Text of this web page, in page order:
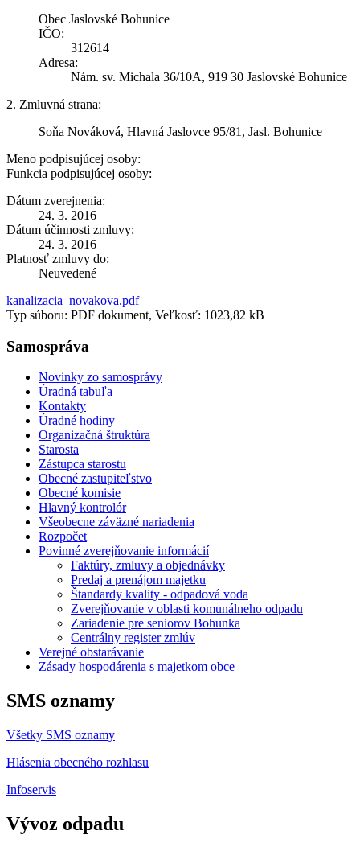
Obec Jaslovské Bohunice
IČO:
312614
Adresa:
Nám. sv. Michala 36/10A, 919 30 Jaslovské Bohunice
2. Zmluvná strana:
Soňa Nováková, Hlavná Jaslovce 95/81, Jasl. Bohunice
Meno podpisujúcej osoby:
Funkcia podpisujúcej osoby:
Dátum zverejnenia:
24. 3. 2016
Dátum účinnosti zmluvy:
24. 3. 2016
Platnosť zmluvy do:
Neuvedené
kanalizacia_novakova.pdf
Typ súboru: PDF dokument, Veľkosť: 1023,82 kB
Samospráva
Novinky zo samosprávy
Úradná tabuľa
Kontakty
Úradné hodiny
Organizačná štruktúra
Starosta
Zástupca starostu
Obecné zastupiteľstvo
Obecné komisie
Hlavný kontrolór
Všeobecne záväzné nariadenia
Rozpočet
Povinné zverejňovanie informácií
Faktúry, zmluvy a objednávky
Predaj a prenájom majetku
Štandardy kvality - odpadová voda
Zverejňovanie v oblasti komunálneho odpadu
Zariadenie pre seniorov Bohunka
Centrálny register zmlúv
Verejné obstarávanie
Zásady hospodárenia s majetkom obce
SMS oznamy
Všetky SMS oznamy
Hlásenia obecného rozhlasu
Infoservis
Vývoz odpadu